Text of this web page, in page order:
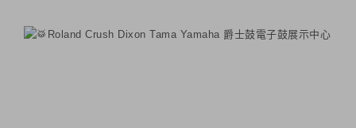
Roland Crush Dixon Tama Yamaha 爵士鼓電子鼓展示中心